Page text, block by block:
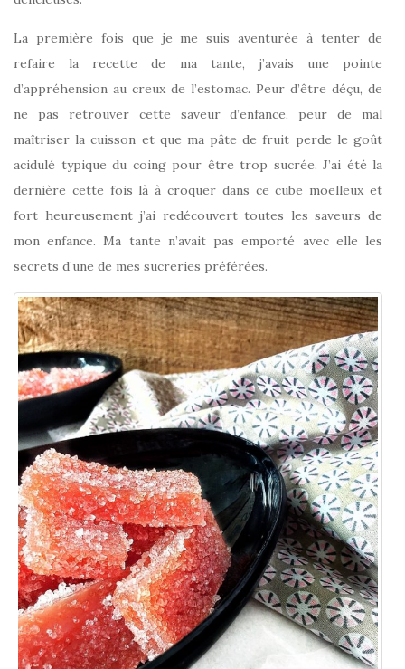
La première fois que je me suis aventurée à tenter de
refaire la recette de ma tante, j’avais une pointe
d’appréhension au creux de l’estomac. Peur d’être déçu, de
ne pas retrouver cette saveur d’enfance, peur de mal
maîtriser la cuisson et que ma pâte de fruit perde le goût
acidulé typique du coing pour être trop sucrée. J’ai été la
dernière cette fois là à croquer dans ce cube moelleux et
fort heureusement j’ai redécouvert toutes les saveurs de
mon enfance. Ma tante n’avait pas emporté avec elle les
secrets d’une de mes sucreries préférées.